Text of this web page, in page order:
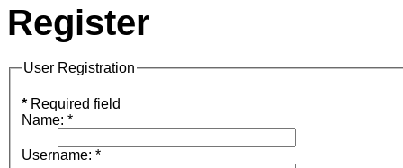
Register
User Registration
* Required field
Name: *
Username: *